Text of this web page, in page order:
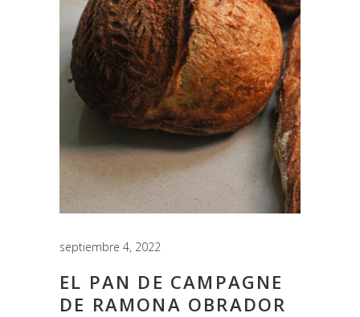
septiembre 4, 2022
EL PAN DE CAMPAGNE
DE RAMONA OBRADOR